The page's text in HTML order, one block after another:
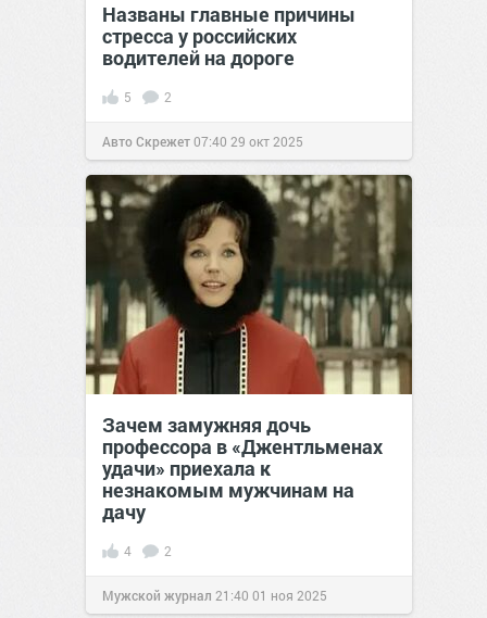
Названы главные причины
стресса у российских
водителей на дороге
5 2
Авто Скрежет07:40 29 окт 2025
Зачем замужняя дочь
профессора в «Джентльменах
удачи» приехала к
незнакомым мужчинам на
дачу
4 2
Мужской журнал 21:40 01 ноя 2025